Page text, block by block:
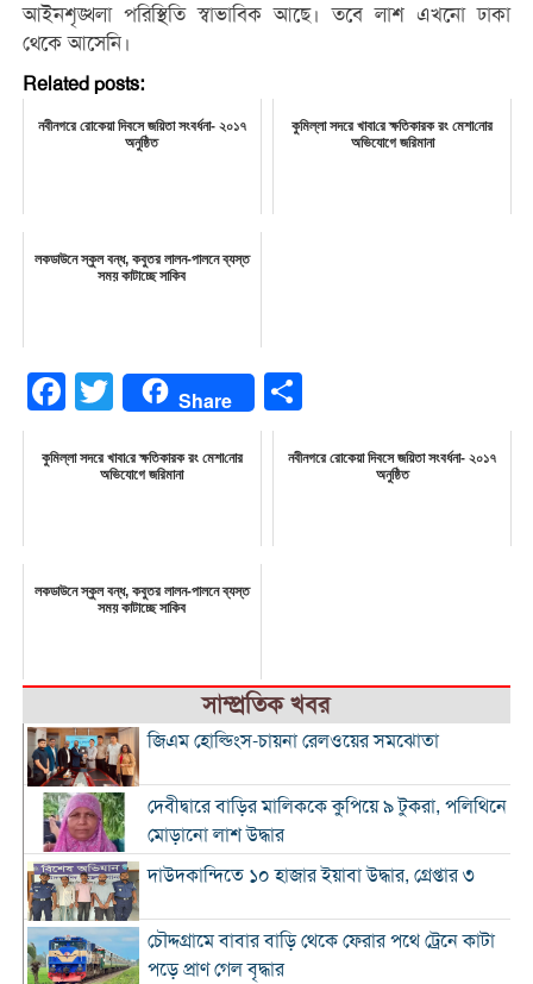
আইনশৃঙ্খলা পরিস্থিতি স্বাভাবিক আছে। তবে লাশ এখনো ঢাকা
থেকে আসেনি।
Related posts:
নবীনগরে রোকেয়া দিবসে জয়িতা সংবর্ধনা- ২০১৭
অনুষ্ঠিত
কুমিল্লা সদরে খাবা‌রে ক্ষ‌তিকারক রং মেশা‌নোর
অভিযোগে জ‌রিমানা
লকডাউনে স্কুল বন্ধ, কবুতর লালন-পালনে ব্যস্ত
সময় কাটাচ্ছে সাকিব
Facebook
Twitter Share
কুমিল্লা সদরে খাবা‌রে ক্ষ‌তিকারক রং মেশা‌নোর
অভিযোগে জ‌রিমানা
নবীনগরে রোকেয়া দিবসে জয়িতা সংবর্ধনা- ২০১৭
অনুষ্ঠিত
লকডাউনে স্কুল বন্ধ, কবুতর লালন-পালনে ব্যস্ত
সময় কাটাচ্ছে সাকিব
সাম্প্রতিক খবর
জিএম হোল্ডিংস-চায়না রেলওয়ের সমঝোতা
দেবীদ্বারে বাড়ির মালিককে কুপিয়ে ৯ টুকরা, পলিথিনে
মোড়ানো লাশ উদ্ধার
দাউদকান্দিতে ১০ হাজার ইয়াবা উদ্ধার, গ্রেপ্তার ৩
চৌদ্দগ্রামে বাবার বাড়ি থেকে ফেরার পথে ট্রেনে কাটা
পড়ে প্রাণ গেল বৃদ্ধার